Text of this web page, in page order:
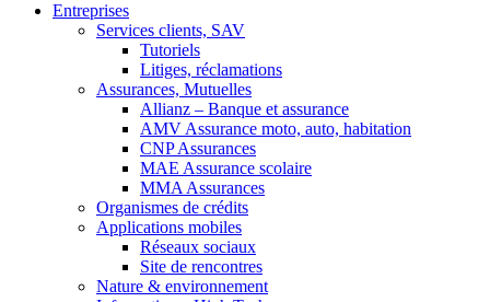
Entreprises
Services clients, SAV
Tutoriels
Litiges, réclamations
Assurances, Mutuelles
Allianz – Banque et assurance
AMV Assurance moto, auto, habitation
CNP Assurances
MAE Assurance scolaire
MMA Assurances
Organismes de crédits
Applications mobiles
Réseaux sociaux
Site de rencontres
Nature & environnement